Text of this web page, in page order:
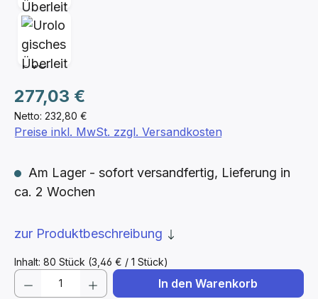
Netto: 232,80 €
Regulärer Preis:
277,03 €
Inhalt: 80 Stück (3,46 € / 1 Stück)
Preise inkl. MwSt. zzgl. Versandkosten
Am Lager - sofort versandfertig, Lieferung in
ca. 2 Wochen
zur Produktbeschreibung
Produkt Anzahl: Gib den gewünschten
In den Warenkorb